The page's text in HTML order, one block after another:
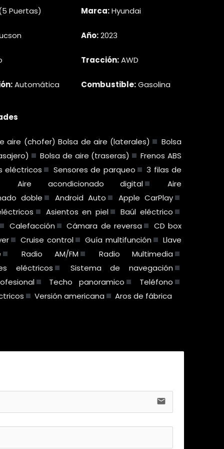
Puertas) Marca:Hyundai
Año:2023
Tracción:AWD
Automática Combustible:Gasolina
aire (chofer) Bolsa de aire (laterales)
Bolsa
Bolsa de aire (traseras)
Frenos ABS
eléctricos
Sensores de parqueo
3 filas de
Aire acondicionado digital
Aire
doble
Android Auto
Apple CarPlay
Asientos en piel
Baúl eléctrico
Calefacción Cámara de reversa
CD box
Cruise control Guía multifunción
Llave
Radio AM/FM
Radio Multimedia
eléctricos
Sistema de navegación
Techo panoramico
Teléfono
Versión americana Aros de fábrica
email